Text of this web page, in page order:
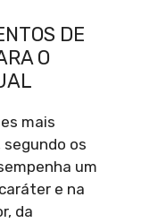
DE
O
mais
os
um
e na
da